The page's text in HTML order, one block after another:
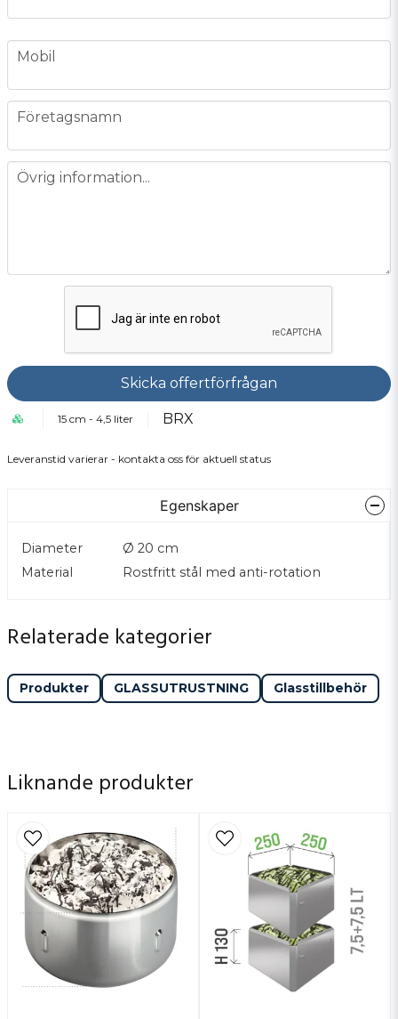
phone
Mobil
company
Företagsnamn
message
Övrig information...
Skicka offertförfrågan
15 cm - 4,5 liter BRX
Leveranstid varierar - kontakta oss för aktuell status
Egenskaper
Diameter
Ø 20 cm
Material
Rostfritt stål med anti-rotation
Relaterade kategorier
Produkter GLASSUTRUSTNING Glasstillbehör
Liknande produkter